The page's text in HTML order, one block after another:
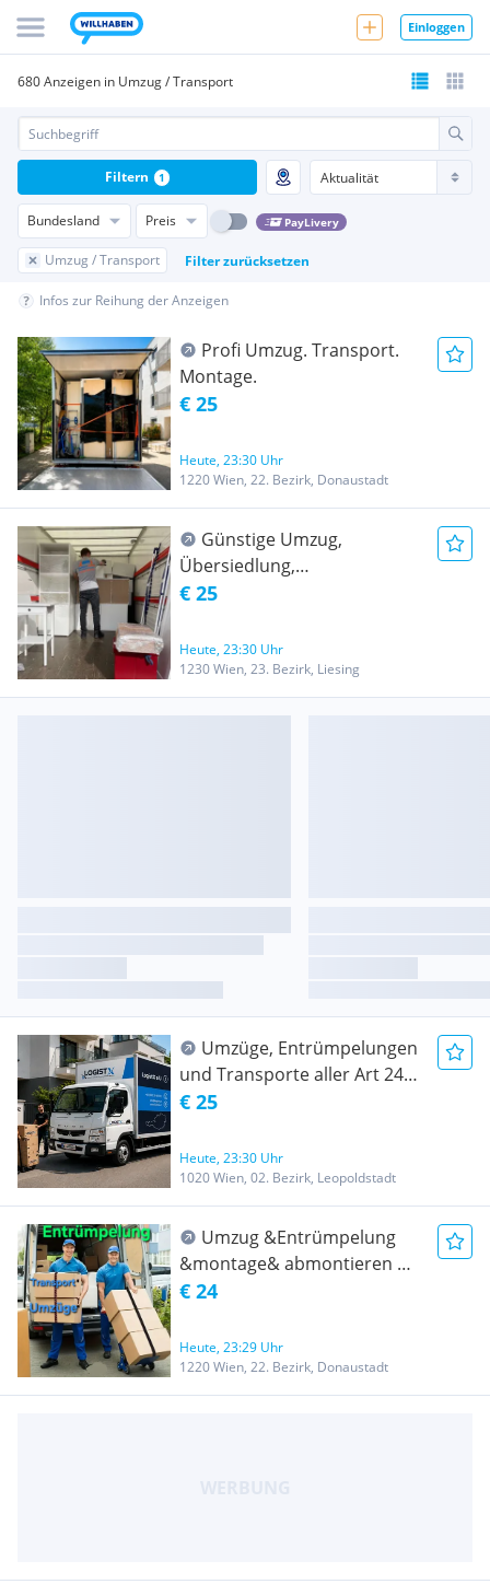
Einloggen
680 Anzeigen in Umzug / Transport
Bundesland Preis PayLivery
Umzug / Transport Filter zurücksetzen
Filtern 1
Infos zur Reihung der Anzeigen
Profi Umzug. Transport.
Montage.
€ 25
Heute, 23:30 Uhr
1220 Wien, 22. Bezirk, Donaustadt
Günstige Umzug,
Übersiedlung,
Möbeltransport,
Transport, Flügel Transport,
Tresor Transport, Lastentaxi
20m3
€ 25
Heute, 23:30 Uhr
1230 Wien, 23. Bezirk, Liesing
Umzüge, Entrümpelungen
und Transporte aller Art 24/7
Erreichbar ! Ab 25 €/Std
€ 25
Heute, 23:30 Uhr
1020 Wien, 02. Bezirk, Leopoldstadt
Umzug &Entrümpelung
&montage& abmontieren &
Transport Wien und ganz
€ 24
Heute, 23:29 Uhr
1220 Wien, 22. Bezirk, Donaustadt